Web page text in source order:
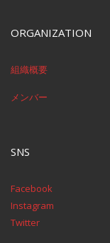
ORGANIZATION
組織概要
メンバー
SNS
Facebook
Instagram
Twitter